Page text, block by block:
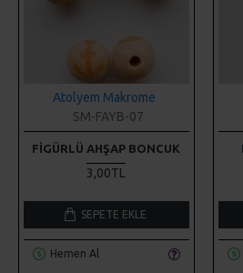
Atolyem Makrome
SM-FAYB-07
FIGÜRLÜ AHŞAP BONCUK
3,00TL
SEPETE EKLE
Hemen Al
YENI